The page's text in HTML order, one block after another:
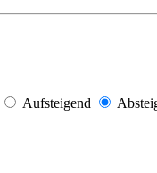
Aufsteigend